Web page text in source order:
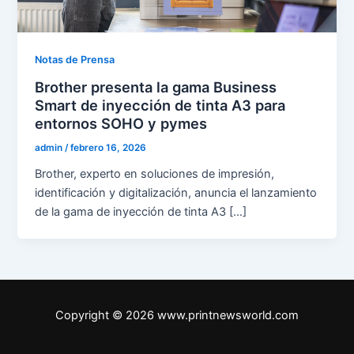
Notas de Prensa
Brother presenta la gama Business
Smart de inyección de tinta A3 para
entornos SOHO y pymes
admin /febrero 16, 2026
Brother, experto en soluciones de impresión,
identificación y digitalización, anuncia el lanzamiento
de la gama de inyección de tinta A3 […]
Copyright © 2026 www.printnewsworld.com